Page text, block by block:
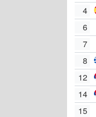
4
6
7
8
12
14
15